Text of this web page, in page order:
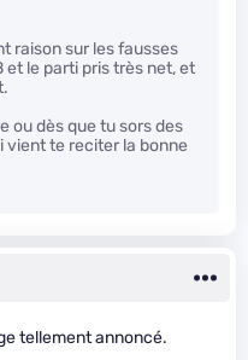
raison sur les fausses
et le parti pris très net, et
ou dès que tu sors des
vient te reciter la bonne
tellement annoncé.